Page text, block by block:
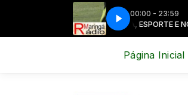
00:00 - 23:59
MÚSICA, ESPORTE
Página Inicial